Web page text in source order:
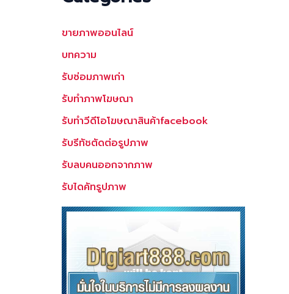
ขายภาพออนไลน์
บทความ
รับซ่อมภาพเก่า
รับทำภาพโฆษณา
รับทำวีดีโอโฆษณาสินค้าfacebook
รับรีทัชตัดต่อรูปภาพ
รับลบคนออกจากภาพ
รับไดคัทรูปภาพ